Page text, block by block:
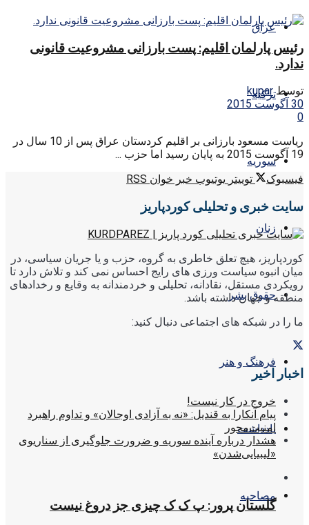
عراق
ترکیه
سوریه
زنان
حقوق بشر
فرهنگ و هنر
یادداشت
مصاحبه
رئیس پارلمان اقلیم: پست بارزانی مشروعیت قانونی
ندارد.
توسط kupar
30 آگوست 2015
0
ریاست مسعود بارزانی بر اقلیم کردستان عراق پس از 10 سال در
19 آگوست 2015 به پایان رسید اما حزب ...
فیسبوک
توییتر یوتیوب خبر خوان RSS
سایت خبری و تحلیلی کوردپاریز
کوردپاریز، هیچ تعلق خاطری به گروه، حزب و یا جریان سیاسی، در
میان انبوه سیاست ورزی های رایج احساس نمی کند و تلاش دارد تا
رویکردی مستقل، نقادانه، تحلیلی و خردمندانه به وقایع و رخدادهای
منطقه و جهان داشته باشد.
ما را در شبکه های اجتماعی دنبال کنید:
اخبار اخیر
خروج در کار نیست!
پیام آنکارا به قندیل: «نه به آزادی اوجالان» و تداوم راهبرد
امنیت‌محور
هشدار درباره آینده سوریه و ضرورت جلوگیری از سناریوی
«لیبیایی‌شدن»
گلستان پرور: پ ک ک چیزی جز دروغ نیست